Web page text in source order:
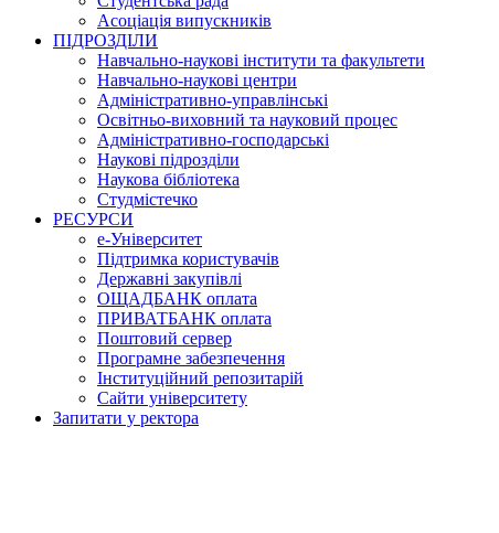
Асоціація випускників
ПІДРОЗДІЛИ
Навчально-наукові інститути та факультети
Навчально-наукові центри
Адміністративно-управлінські
Освітньо-виховний та науковий процес
Адміністративно-господарські
Наукові підрозділи
Наукова бібліотека
Студмістечко
РЕСУРСИ
е-Університет
Підтримка користувачів
Державні закупівлі
ОЩАДБАНК оплата
ПРИВАТБАНК оплата
Поштовий сервер
Програмне забезпечення
Інституційний репозитарій
Сайти університету
Запитати у ректора